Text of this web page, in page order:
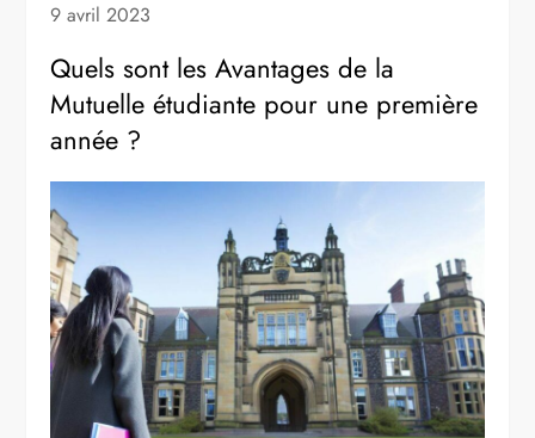
9 avril 2023
Quels sont les Avantages de la
Mutuelle étudiante pour une première
année ?